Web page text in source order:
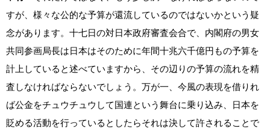
すが、様々な公的な予算が還流しているのではないかという疑
念があります。十七日の対日本政府審査会合で、内閣府の男女
共同参画局長は日本はそのために年間十兆六千億円もの予算を
計上していると述べていますから、その辺りの予算の流れを精
査しなければならないでしょう。万が一、今風の表現を借りれ
ば公金をチュウチュウして国連という舞台に乗り込み、日本を
貶める活動を行っているとしたらそれは決して許されることで